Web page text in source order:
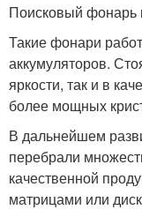
Поисковый фонарь
Такие фонари
аккумуляторов.
яркости, так и в
более мощных
В дальнейшем
перебрали
качественной
матрицами или